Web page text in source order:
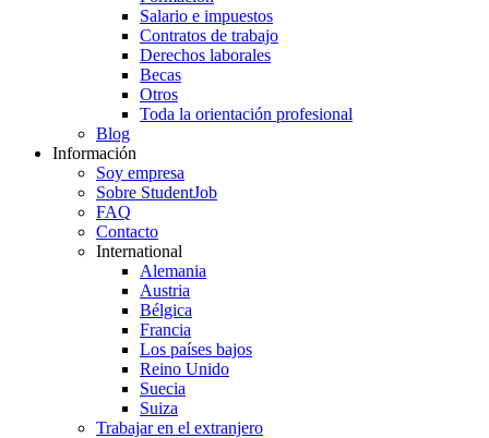
Salario e impuestos
Contratos de trabajo
Derechos laborales
Becas
Otros
Toda la orientación profesional
Blog
Información
Soy empresa
Sobre StudentJob
FAQ
Contacto
International
Alemania
Austria
Bélgica
Francia
Los países bajos
Reino Unido
Suecia
Suiza
Trabajar en el extranjero